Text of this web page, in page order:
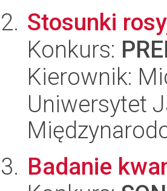
Stosunki
Konkurs:
Kierownik:
Uniwersytet
Badanie